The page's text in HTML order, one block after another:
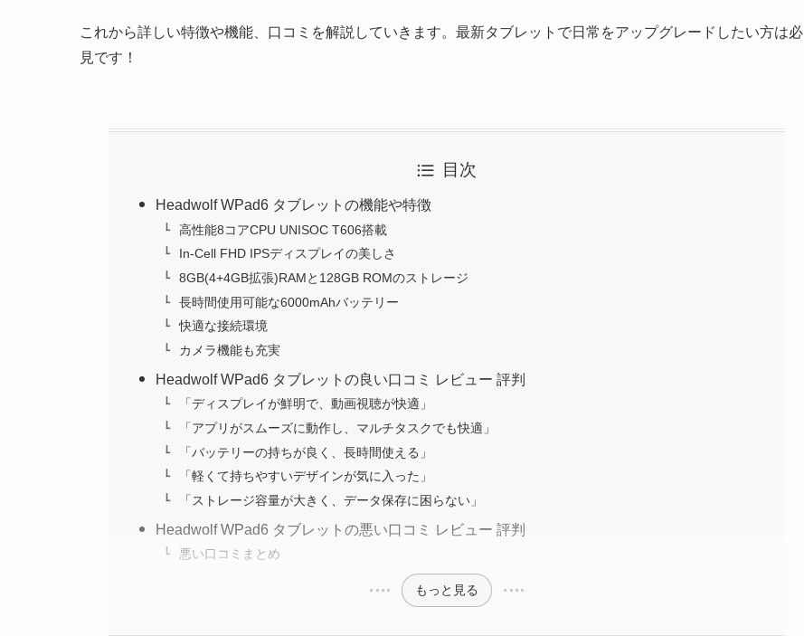
これから詳しい特徴や機能、口コミを解説していきます。最新タブレットで日常をアップグレードしたい方は必
見です！
目次
Headwolf WPad6 タブレットの機能や特徴
高性能8コアCPU UNISOC T606搭載
In-Cell FHD IPSディスプレイの美しさ
8GB(4+4GB拡張)RAMと128GB ROMのストレージ
長時間使用可能な6000mAhバッテリー
快適な接続環境
カメラ機能も充実
Headwolf WPad6 タブレットの良い口コミ レビュー 評判
「ディスプレイが鮮明で、動画視聴が快適」
「アプリがスムーズに動作し、マルチタスクでも快適」
「バッテリーの持ちが良く、長時間使える」
「軽くて持ちやすいデザインが気に入った」
「ストレージ容量が大きく、データ保存に困らない」
Headwolf WPad6 タブレットの悪い口コミ レビュー 評判
悪い口コミまとめ
もっと見る